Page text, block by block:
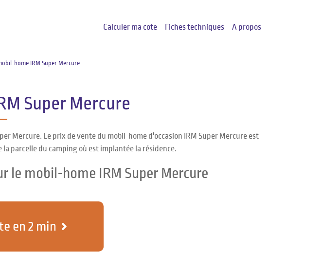
Calculer ma cote Fiches techniques A propos
home IRM Super Mercure
Super Mercure
Mercure. Le prix de vente du mobil-home d'occasion IRM Super Mercure est
parcelle du camping où est implantée la résidence.
le mobil-home IRM Super Mercure
en 2 min